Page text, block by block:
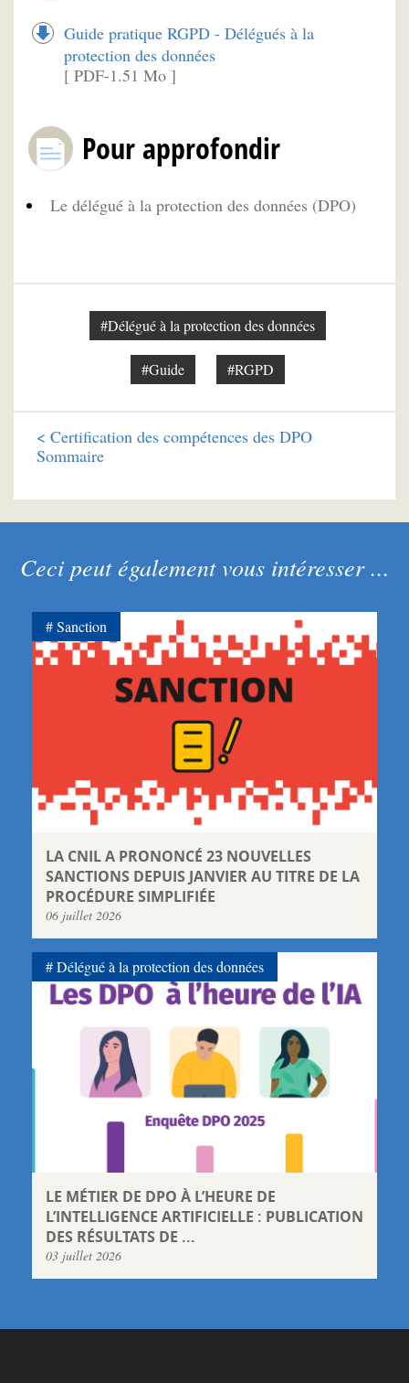
Guide pratique RGPD - Délégués à la
protection des données
[ PDF-1.51 Mo ]
Pour approfondir
Le délégué à la protection des données (DPO)
#Délégué à la protection des données
#Guide #RGPD
< Certification des compétences des DPO
Sommaire
Ceci peut également vous intéresser ...
LA CNIL A PRONONCÉ 23 NOUVELLES
SANCTIONS DEPUIS JANVIER AU TITRE DE LA
PROCÉDURE SIMPLIFIÉE
06 juillet 2026
Sanction
LE MÉTIER DE DPO À L’HEURE DE
L’INTELLIGENCE ARTIFICIELLE : PUBLICATION
DES RÉSULTATS DE ...
03 juillet 2026
Délégué à la protection des données